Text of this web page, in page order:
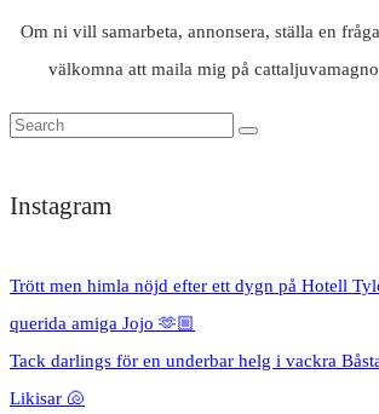
Om ni vill samarbeta, annonsera, ställa en
välkomna att maila mig på
Instagram
Trött men himla nöjd efter ett dygn på Hotell
querida amiga Jojo 🫶🏼
Tack darlings för en underbar helg i vackra
Likisar 🐚